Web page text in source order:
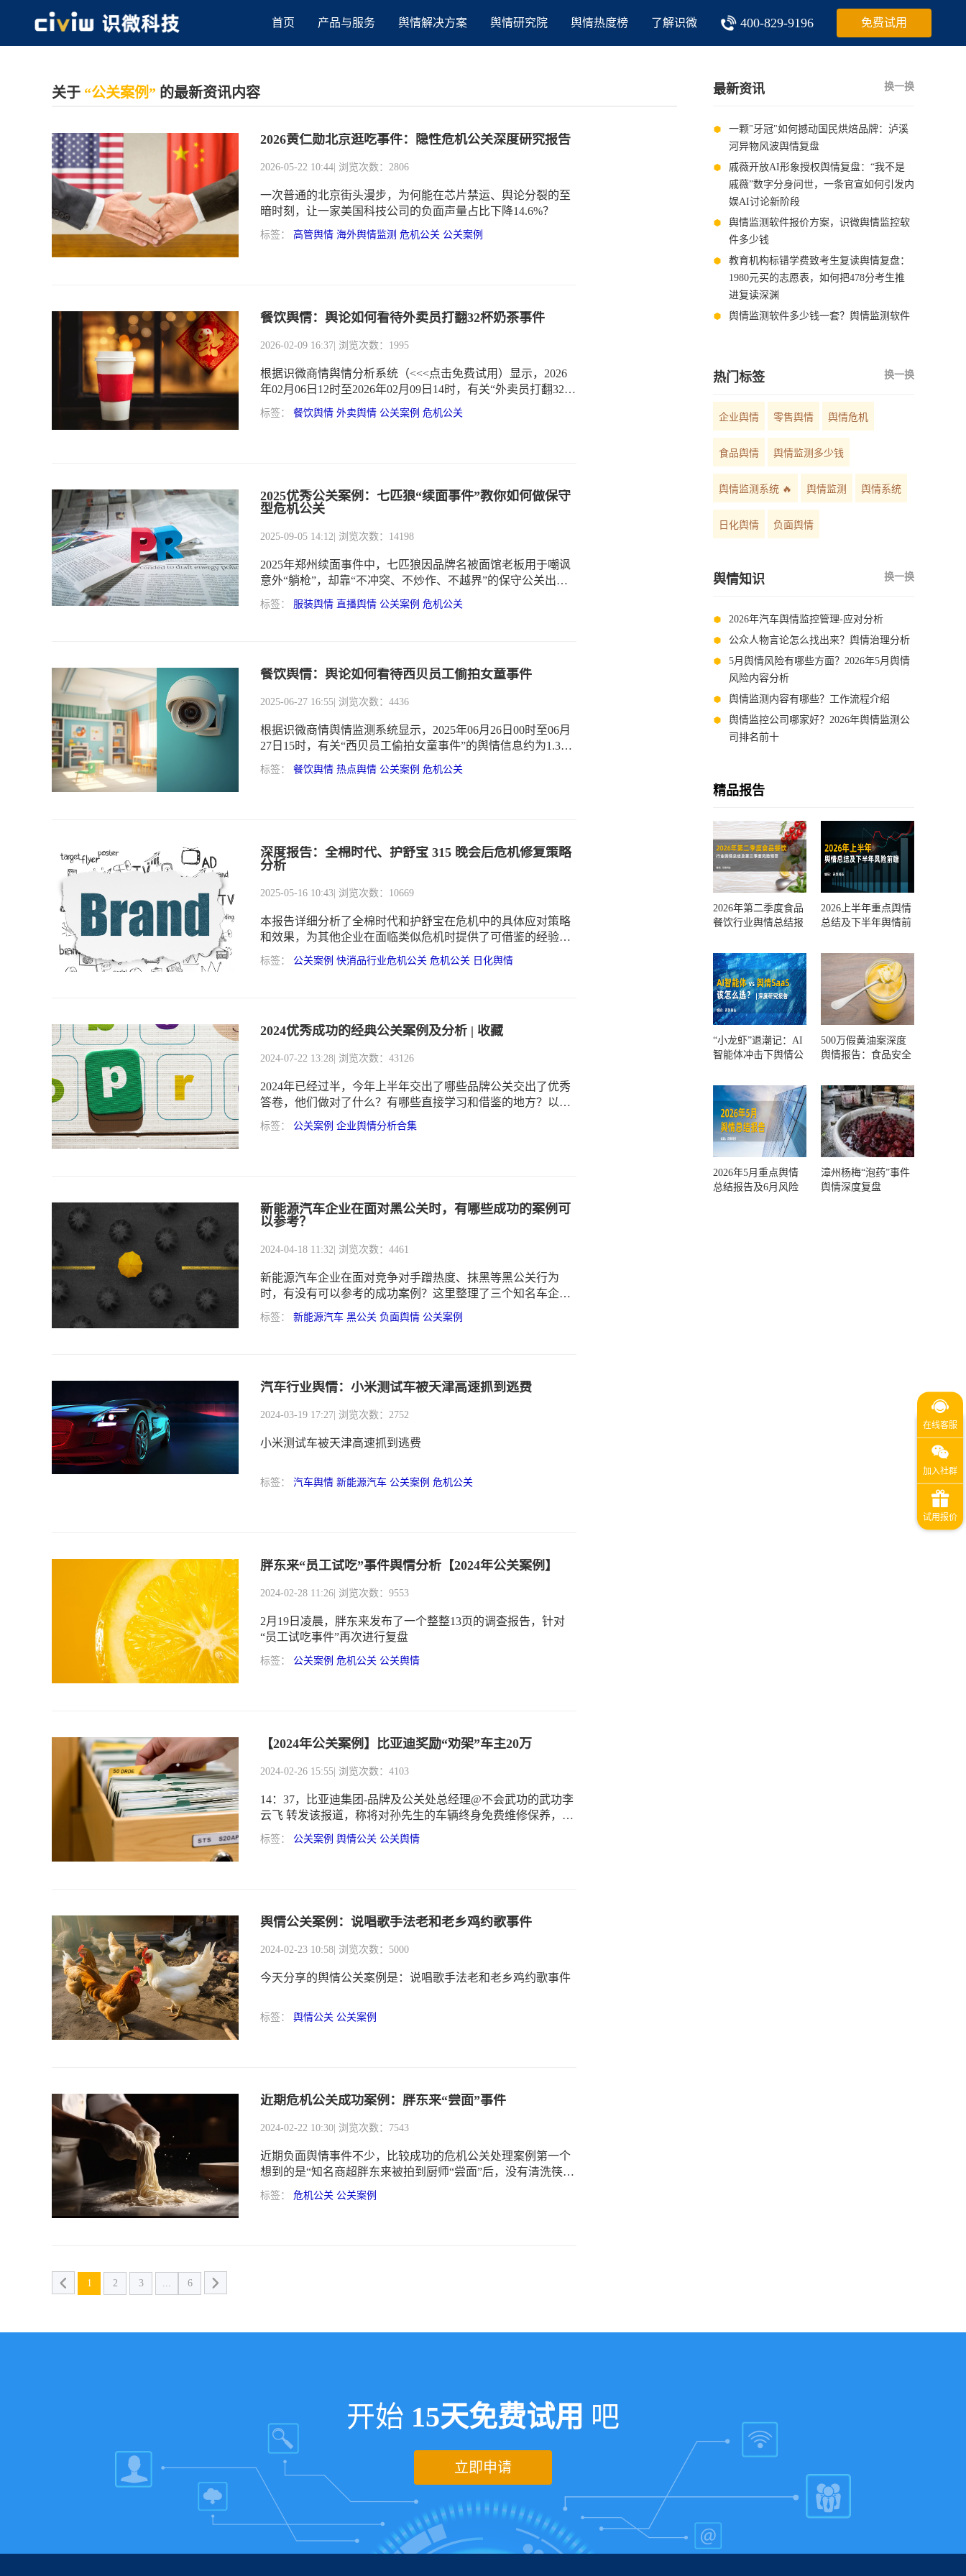
首页 产品与服务 舆情解决方案 舆情研究院 舆情热度榜 了解识微 400-829-9196 免费试用
关于 “公关案例” 的最新资讯内容
2026黄仁勋北京逛吃事件：隐性危机公关深度研究报告
2026-05-22 10:44 | 浏览次数：2806
一次普通的北京街头漫步，为何能在芯片禁运、舆论分裂的至
暗时刻，让一家美国科技公司的负面声量占比下降14.6%？
标签： 高管舆情 海外舆情监测 危机公关 公关案例
餐饮舆情：舆论如何看待外卖员打翻32杯奶茶事件
2026-02-09 16:37 | 浏览次数：1995
根据识微商情舆情分析系统（<<<点击免费试用）显示，2026
年02月06日12时至2026年02月09日14时，有关“外卖员打翻32杯
奶茶事件”的舆情热度约为21,379。通过观察趋势可知，舆情于
02月08日17时达到最高峰。
标签： 餐饮舆情 外卖舆情 公关案例 危机公关
2025优秀公关案例：七匹狼“续面事件”教你如何做保守
型危机公关
2025-09-05 14:12 | 浏览次数：14198
2025年郑州续面事件中，七匹狼因品牌名被面馆老板用于嘲讽
意外“躺枪”，却靠“不冲突、不炒作、不越界”的保守公关出
圈。该案例打破“危机必追流量”误区，详解老牌企业如何以“风
险可控+价值坚守”化解无关联舆情，堪称保守型危机公关的典
标签： 服装舆情 直播舆情 公关案例 危机公关
餐饮舆情：舆论如何看待西贝员工偷拍女童事件
2025-06-27 16:55 | 浏览次数：4436
根据识微商情舆情监测系统显示，2025年06月26日00时至06月
27日15时，有关“西贝员工偷拍女童事件”的舆情信息约为1.3
万。通过观察趋势可知，舆情于06月27日12时达到最高峰。
标签： 餐饮舆情 热点舆情 公关案例 危机公关
​深度报告：全棉时代、护舒宝 315 晚会后危机修复策略
分析
2025-05-16 10:43 | 浏览次数：10669
本报告详细分析了全棉时代和护舒宝在危机中的具体应对策略
和效果，为其他企业在面临类似危机时提供了可借鉴的经验和
教训，包括如何快速响应、如何构建信任证据链、如何平衡责
任界定与担当态度等。
标签： 公关案例 快消品行业危机公关 危机公关 日化舆情
2024优秀成功的经典公关案例及分析 | 收藏
2024-07-22 13:28 | 浏览次数：43126
2024年已经过半，今年上半年交出了哪些品牌公关交出了优秀
答卷，他们做对了什么？有哪些直接学习和借鉴的地方？以下
识微科技将通过具体案例来进行盘点和解析。
标签： 公关案例 企业舆情分析合集
新能源汽车企业在面对黑公关时，有哪些成功的案例可
以参考？
2024-04-18 11:32 | 浏览次数：4461
新能源汽车企业在面对竞争对手蹭热度、抹黑等黑公关行为
时，有没有可以参考的成功案例？这里整理了三个知名车企的
案例，应对方式各有不同，大家在应对类似情况时可以参考下
这些大厂商的方法。
标签： 新能源汽车 黑公关 负面舆情 公关案例
汽车行业舆情：小米测试车被天津高速抓到逃费
2024-03-19 17:27 | 浏览次数：2752
小米测试车被天津高速抓到逃费
标签： 汽车舆情 新能源汽车 公关案例 危机公关
胖东来“员工试吃”事件舆情分析【2024年公关案例】
2024-02-28 11:26 | 浏览次数：9553
2月19日凌晨，胖东来发布了一个整整13页的调查报告，针对
“员工试吃事件”再次进行复盘
标签： 公关案例 危机公关 公关舆情
【2024年公关案例】比亚迪奖励“劝架”车主20万
2024-02-26 15:55 | 浏览次数：4103
14：37，比亚迪集团-品牌及公关处总经理@不会武功的武功李
云飞 转发该报道，称将对孙先生的车辆终身免费维修保养，并
奖励20万元。公司正在考虑设立“比亚迪车主正能量及见义勇为
奖”，对正能量及见义勇为车主给予5-20万元的奖励！
标签： 公关案例 舆情公关 公关舆情
舆情公关案例：说唱歌手法老和老乡鸡约歌事件
2024-02-23 10:58 | 浏览次数：5000
今天分享的舆情公关案例是：说唱歌手法老和老乡鸡约歌事件
标签： 舆情公关 公关案例
近期危机公关成功案例：胖东来“尝面”事件
2024-02-22 10:30 | 浏览次数：7543
近期负面舆情事件不少，比较成功的危机公关处理案例第一个
想到的是“知名商超胖东来被拍到厨师“尝面”后，没有清洗筷子
直接回锅搅拌事件”。
标签： 危机公关 公关案例
1 2 3 ... 6
最新资讯 换一换
一颗"牙冠"如何撼动国民烘焙品牌：泸溪
河异物风波舆情复盘
戚薇开放AI形象授权舆情复盘：“我不是
戚薇”数字分身问世，一条官宣如何引发内
娱AI讨论新阶段
舆情监测软件报价方案，识微舆情监控软
件多少钱
教育机构标错学费致考生复读舆情复盘：
1980元买的志愿表，如何把478分考生推
进复读深渊
舆情监测软件多少钱一套？舆情监测软件
热门标签 换一换
企业舆情 零售舆情 舆情危机
食品舆情 舆情监测多少钱
舆情监测系统 🔥 舆情监测 舆情系统
日化舆情 负面舆情
舆情知识 换一换
2026年汽车舆情监控管理-应对分析
公众人物言论怎么找出来？舆情治理分析
5月舆情风险有哪些方面？2026年5月舆情
风险内容分析
舆情监测内容有哪些？工作流程介绍
舆情监控公司哪家好？2026年舆情监测公
司排名前十
精品报告
2026年第二季度食品
餐饮行业舆情总结报
测
2026上半年重点舆情
总结及下半年舆情前
“小龙虾”退潮记：AI
智能体冲击下舆情公
500万假黄油案深度
舆情报告：食品安全
一环？
2026年5月重点舆情
总结报告及6月风险
漳州杨梅“泡药”事件
舆情深度复盘
开始 15天免费试用 吧
立即申请